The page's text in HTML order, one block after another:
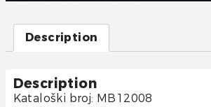
Description
Description
Kataloški broj: MB12008